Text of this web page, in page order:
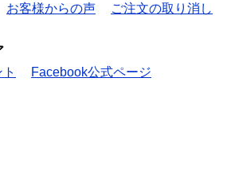
お客様からの声 ご注文の取り消し
Facebook公式ページ